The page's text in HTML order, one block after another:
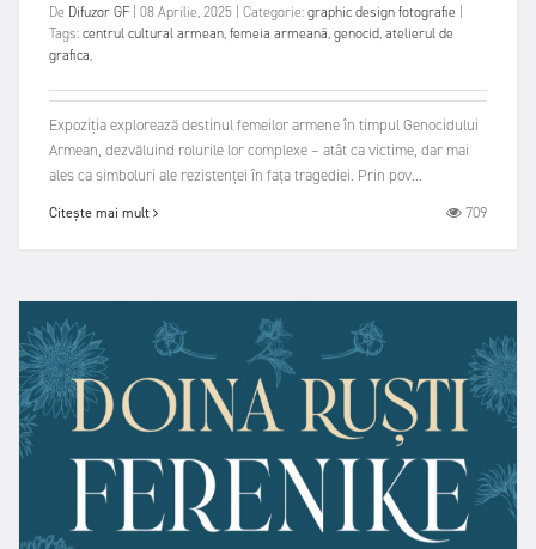
De Difuzor GF 08 Aprilie, 2025 Categorie:graphic designfotografie
Tags:centrul cultural armean,femeia armeană,genocid,atelierul de
grafica,
Expoziția explorează destinul femeilor arme­ne în tim­pul Genocidului
Armean, dezvăluind rolurile lor com­plexe – atât ca victime, dar mai
ales ca simboluri ale rezistenței în fața tragediei. Prin pov...
Citește mai mult 709